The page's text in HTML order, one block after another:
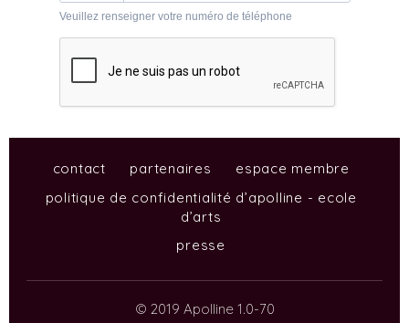
contact partenaires
espace membre
politique de confidentialité d’apolline - ecole
d’arts
presse
© 2019 Apolline 1.0-70